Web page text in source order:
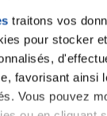
traitons vos
pour stocker
favorisant
Vous pouvez
notre